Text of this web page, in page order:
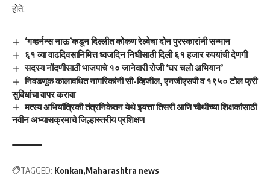
होते.
‘गव्हर्नन्स नाऊ’कडून दिल्लीत कोकण रेल्वेचा दोन पुरस्कारांनी सन्मान
६१ व्या वाढदिवसानिमित्त ध्वजदिन निधीसाठी दिली ६१ हजार रुपयांची देणगी
सदस्य नोंदणीसाठी भाजपाचे १० जानेवारी रोजी ‘घर चलो अभियान’
निवडणूक कालावधित नागरिकांनी सी-व्हिजील, एनजीएसपी व १९५० टोल फ्री
सुविधांचा वापर करावा
मत्स्य अभियांत्रिकी तंत्रनिकेतन येथे इयत्ता तिसरी आणि चौथीच्या शिक्षकांसाठी
नवीन अभ्यासक्रमाचे जिल्हास्तरीय प्रशिक्षण
TAGGED: Konkan Maharashtra news